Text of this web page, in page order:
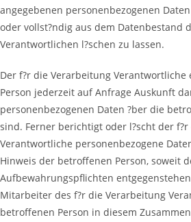
angegebenen personenbezogenen
oder vollst?ndig aus dem Datenbestand
Verantwortlichen l?schen zu lassen.
Der f?r die Verarbeitung
Person jederzeit auf Anfrage Auskunft
personenbezogenen Daten ?ber die
sind. Ferner berichtigt oder l?scht der
Verantwortliche personenbezogene
Hinweis der betroffenen Person, soweit
Aufbewahrungspflichten
Mitarbeiter des f?r die Verarbeitung
betroffenen Person in diesem